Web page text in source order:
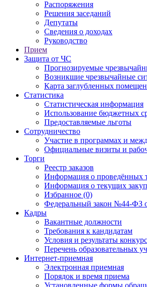
Распоряжения
Решения заседаний
Депутаты
Сведения о доходах
Руководство
Прием
Защита от ЧС
Прогнозируемые
Возникшие чрезвычайные
Карта заглубленных
Статистика
Статистическая информация
Использование бюджетных
Предоставляемые льготы
Сотрудничество
Участие в программах и
Официальные визиты и
Торги
Реестр заказов
Информация о проведённых
Информация о текущих
Избранное (0)
Федеральный закон №44-ФЗ
Кадры
Вакантные должности
Требования к кандидатам
Условия и результаты
Перечень образовательных
Интернет-приемная
Электронная приемная
Порядок и время приема
Установленные формы